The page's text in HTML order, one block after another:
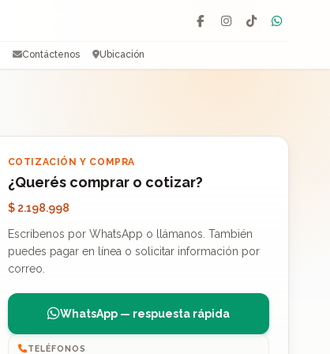
Facebook
Instagram
TikTok
Contáctenos Ubicación
COTIZACIÓN Y COMPRA
¿Querés comprar o cotizar?
$ 2.198.998
Escríbenos por WhatsApp o llámanos. También
puedes pagar en línea o solicitar información por
correo.
WhatsApp — respuesta rápida
TELÉFONOS